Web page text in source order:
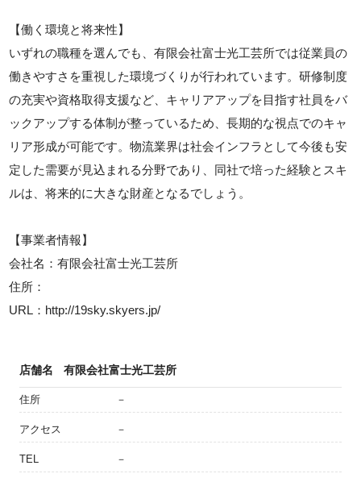
【働く環境と将来性】
いずれの職種を選んでも、有限会社富士光工芸所では従業員の
働きやすさを重視した環境づくりが行われています。研修制度
の充実や資格取得支援など、キャリアアップを目指す社員をバ
ックアップする体制が整っているため、長期的な視点でのキャ
リア形成が可能です。物流業界は社会インフラとして今後も安
定した需要が見込まれる分野であり、同社で培った経験とスキ
ルは、将来的に大きな財産となるでしょう。
【事業者情報】
会社名：有限会社富士光工芸所
住所：
URL：http://19sky.skyers.jp/
店舗名 有限会社富士光工芸所
住所 －
アクセス －
TEL －